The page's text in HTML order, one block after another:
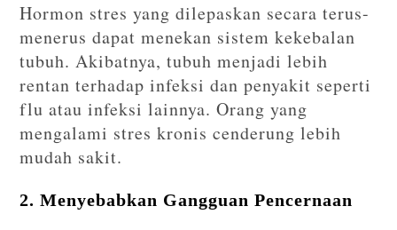
Hormon stres yang dilepaskan secara terus-
menerus dapat menekan sistem kekebalan
tubuh. Akibatnya, tubuh menjadi lebih
rentan terhadap infeksi dan penyakit seperti
flu atau infeksi lainnya. Orang yang
mengalami stres kronis cenderung lebih
mudah sakit.
2. Menyebabkan Gangguan Pencernaan